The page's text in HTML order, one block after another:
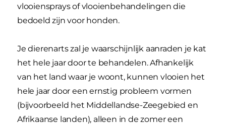
vlooiensprays of vlooienbehandelingen die
bedoeld zijn voor honden.
Je dierenarts zal je waarschijnlijk aanraden je kat
het hele jaar door te behandelen. Afhankelijk
van het land waar je woont, kunnen vlooien het
hele jaar door een ernstig probleem vormen
(bijvoorbeeld het Middellandse-Zeegebied en
Afrikaanse landen), alleen in de zomer een